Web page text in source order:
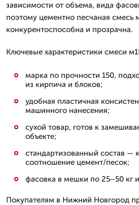
зависимости от объема, вида
поэтому цементно песчаная смесь
конкурентоспособна и прозрачна.
Ключевые характеристики смеси
марка по прочности 150,
из кирпича и блоков;
удобная пластичная
машинного нанесения;
сухой товар, готов к
объекте;
стандартизованный состав —
соотношение цемент/песок;
фасовка в мешки по 25–50 кг
Покупателям в Нижний Новгород